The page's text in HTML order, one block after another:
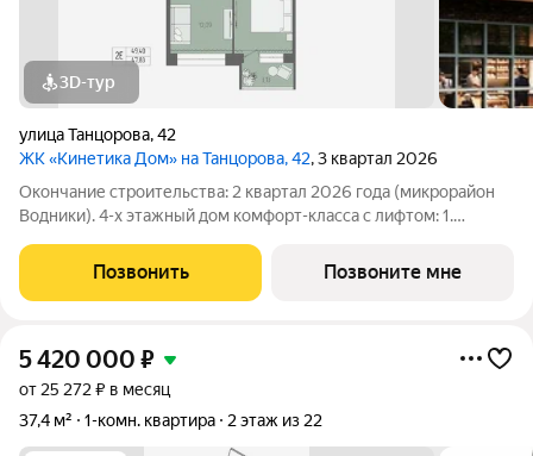
3D-тур
улица Танцорова,42
ЖК «Кинетика Дом» на Танцорова, 42, 3 квартал 2026
Окончание строительства: 2 квартал 2026 года (микрорайон
Водники). 4-х этажный дом комфорт-класса с лифтом: 1.
противопожарная безопасность, качественные входные двери
с двумя замками, домофон в
Позвонить Позвоните мне
5 420 000 ₽
от 25 272 ₽ в месяц
37,4 м²
1-комн. квартира 2 этаж из 22